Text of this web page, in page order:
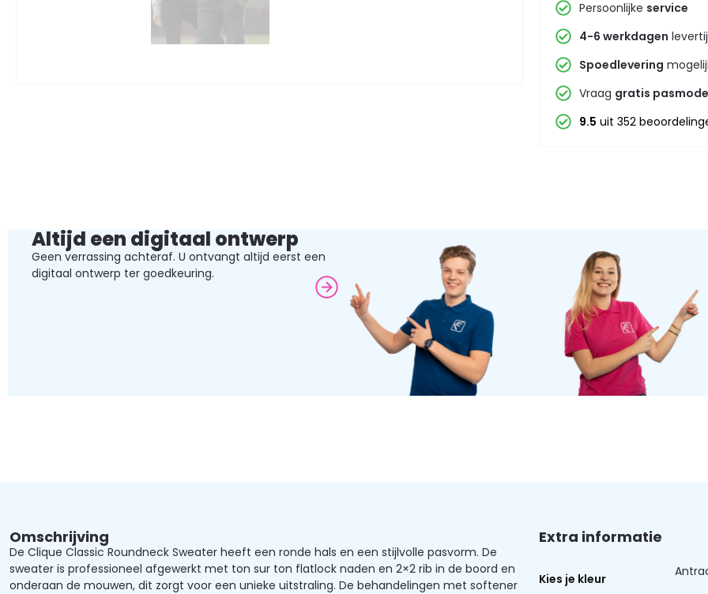
Persoonlijke service
4-6 werkdagen
Spoedlevering
Vraag gratis
9.5 uit 352
Altijd een digitaal ontwerp
Geen verrassing achteraf. U ontvangt altijd eerst een
digitaal ontwerp ter goedkeuring.
Omschrijving
De Clique Classic Roundneck Sweater heeft een ronde hals en een stijlvolle pasvorm. De
sweater is professioneel afgewerkt met ton sur ton flatlock naden en 2×2 rib in de boord en
onderaan de mouwen, dit zorgt voor een unieke uitstraling. De behandelingen met softener
Extra informatie
Kies je kleur